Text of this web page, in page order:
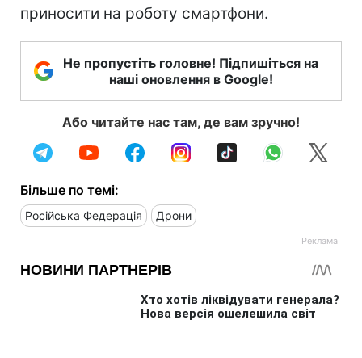
приносити на роботу смартфони.
Не пропустіть головне! Підпишіться на
наші оновлення в Google!
Або читайте нас там, де вам зручно!
Більше по темі:
Російська Федерація Дрони